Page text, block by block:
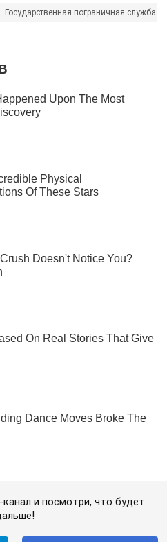
Государственная пограничная служба
и посмотри, что будет